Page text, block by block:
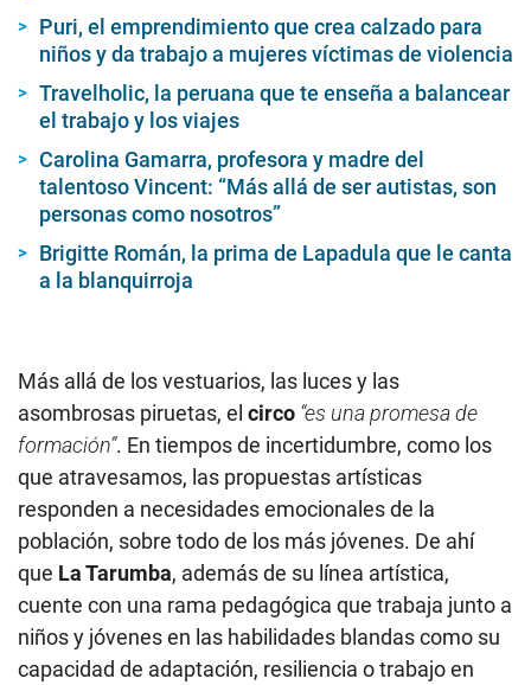
Puri, el emprendimiento que crea calzado para
niños y da trabajo a mujeres víctimas de violencia
Travelholic, la peruana que te enseña a balancear
el trabajo y los viajes
Carolina Gamarra, profesora y madre del
talentoso Vincent: “Más allá de ser autistas, son
personas como nosotros”
Brigitte Román, la prima de Lapadula que le canta
a la blanquirroja
Más allá de los vestuarios, las luces y las
asombrosas piruetas, el circo “es una promesa de
formación”. En tiempos de incertidumbre, como los
que atravesamos, las propuestas artísticas
responden a necesidades emocionales de la
población, sobre todo de los más jóvenes. De ahí
que La Tarumba, además de su línea artística,
cuente con una rama pedagógica que trabaja junto a
niños y jóvenes en las habilidades blandas como su
capacidad de adaptación, resiliencia o trabajo en